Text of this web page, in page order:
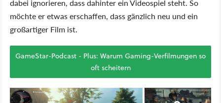
dabei ignorieren, dass dahinter ein Videospiel steht. So
möchte er etwas erschaffen, dass gänzlich neu und ein
großartiger Film ist.
GameStar-Podcast - Plus: Warum Gaming-Verfilmungen so
oft scheitern